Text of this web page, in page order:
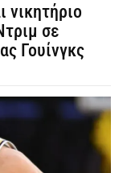
νικητήριο
σε
Γουίνγκς